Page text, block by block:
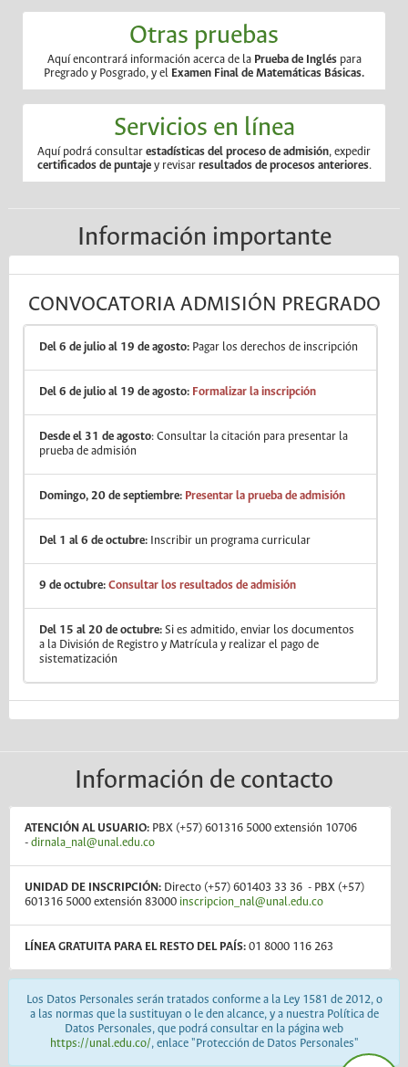
Otras pruebas
Aquí encontrará información acerca de la Prueba de Ingléspara
Pregrado y Posgrado, y el Examen Final de Matemáticas Básicas.
Servicios en línea
Aquí podrá consultar estadísticas del proceso de admisión, expedir
certificados de puntajey revisar resultados de procesos anteriores.
Información importante
CONVOCATORIA ADMISIÓN PREGRADO
Del 6 de julio al 19 de agosto:Pagar los derechos de inscripción
Del 6 de julio al 19 de agosto: Formalizar la inscripción
Desde el 31 de agosto: Consultar la citación para presentar la
prueba de admisión
Domingo, 20 de septiembre: Presentar la prueba de admisión
Del 1 al 6 de octubre:Inscribir un programa curricular
9 de octubre: Consultar los resultados de admisión
Del 15 al 20 de octubre:Si es admitido, enviar los documentos
a la División de Registro y Matrícula y realizar el pago de
sistematización
Información de contacto
ATENCIÓN AL USUARIO: PBX (+57) 601316 5000 extensión 10706
- dirnala_nal@unal.edu.co
UNIDAD DE INSCRIPCIÓN: Directo (+57) 601403 33 36 - PBX (+57)
601316 5000 extensión 83000 inscripcion_nal@unal.edu.co
LÍNEA GRATUITA PARA EL RESTO DEL PAÍS: 01 8000 116 263
Los Datos Personales serán tratados conforme a la Ley 1581 de 2012, o
a las normas que la sustituyan o le den alcance, y a nuestra Política de
Datos Personales, que podrá consultar en la página web
https://unal.edu.co/, enlace "Protección de Datos Personales"